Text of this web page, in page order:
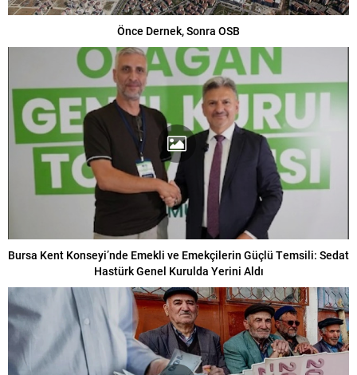
Önce Dernek, Sonra OSB
Bursa Kent Konseyi’nde Emekli ve Emekçilerin Güçlü Temsili: Sedat
Hastürk Genel Kurulda Yerini Aldı